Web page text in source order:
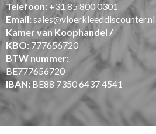
Telefoon: +31 85 800 0301
Email: sales@vloerkleeddiscounter.nl
Kamer van Koophandel /
KBO: 777656720
BTW nummer:
BE777656720
IBAN: BE88 7350 6437 4541